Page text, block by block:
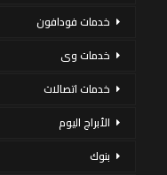
خدمات فودافون
خدمات وى
خدمات اتصالات
الأبراج اليوم
بنوك